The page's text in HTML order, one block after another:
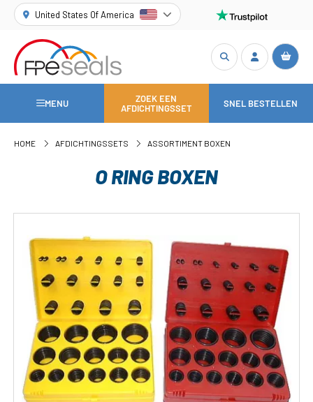
United States Of America
MENU
ZOEK EEN
AFDICHTINGSSET
SNEL BESTELLEN
HOME AFDICHTINGSSETS ASSORTIMENT BOXEN
O RING BOXEN